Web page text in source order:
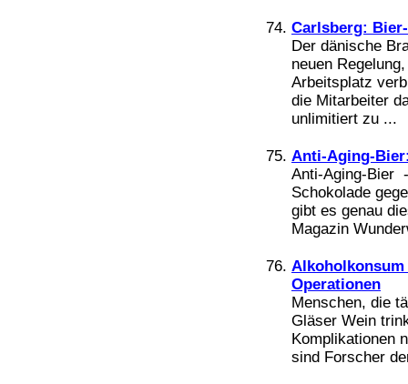
Carlsberg:
Der dänische
neuen
Arbeitsplatz
die Mitarbeiter
unlimitiert zu ...
Anti-Aging-
Anti-Aging-Bier
Schokolade
gibt es genau
Magazin
Operationen
Menschen, die
Gläser Wein
Komplikationen
sind Forscher